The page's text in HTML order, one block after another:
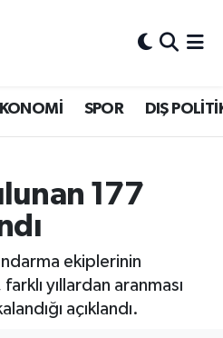
SPOR DIŞ
177
ekiplerinin
yıllardan aranması
açıklandı.
ve Fikstür